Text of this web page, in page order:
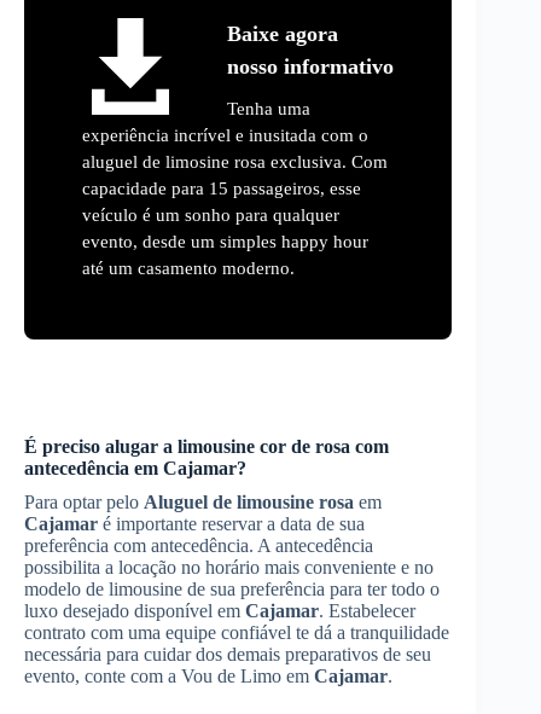
Baixe agora
nosso informativo
Tenha uma
experiência incrível e inusitada com o
aluguel de limosine rosa exclusiva. Com
capacidade para 15 passageiros, esse
veículo é um sonho para qualquer
evento, desde um simples happy hour
até um casamento moderno.
É preciso alugar a limousine cor de rosa com
antecedência em Cajamar?
Para optar pelo Aluguel de limousine rosa em
Cajamar é importante reservar a data de sua
preferência com antecedência. A antecedência
possibilita a locação no horário mais conveniente e no
modelo de limousine de sua preferência para ter todo o
luxo desejado disponível em Cajamar. Estabelecer
contrato com uma equipe confiável te dá a tranquilidade
necessária para cuidar dos demais preparativos de seu
evento, conte com a Vou de Limo em Cajamar.